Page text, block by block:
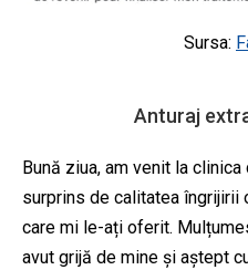
Sursa:
Anturaj
Bună ziua, am venit la
surprins de calitatea
care mi le-ați oferit.
avut grijă de mine și aștept